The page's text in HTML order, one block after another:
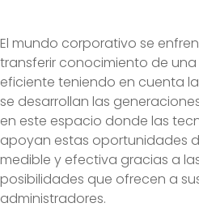
El mundo corporativo se
transferir conocimiento de
eficiente teniendo en cuenta
se desarrollan las
en este espacio donde las
apoyan estas oportunidades
medible y efectiva gracias a
posibilidades que ofrecen a
administradores.